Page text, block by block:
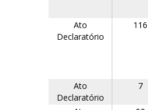
Ato
Declaratório
116
Ato
Declaratório
7